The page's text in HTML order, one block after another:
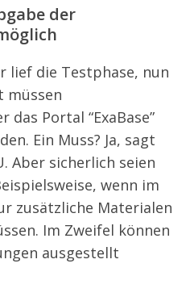
der
lief die Testphase, nun
müssen
Portal “ExaBase”
Ein Muss? Ja, sagt
Aber sicherlich seien
wenn im
zusätzliche Materialen
Im Zweifel können
ausgestellt